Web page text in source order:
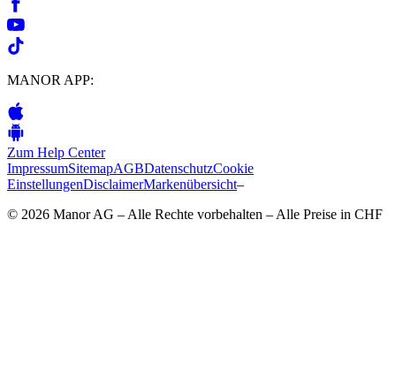
MANOR APP:
Zum Help Center
ImpressumSitemapAGBDatenschutzCookie
EinstellungenDisclaimerMarkenübersicht–
© 2026 Manor AG – Alle Rechte vorbehalten – Alle Preise in CHF